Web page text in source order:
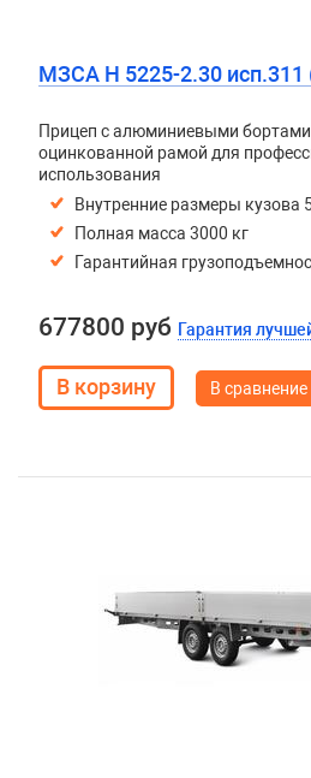
МЗСА H 5225-2.30 исп.311
Прицеп с алюминиевыми
оцинкованной рамой для
использования
Внутренние размеры кузова
Полная масса 3000 кг
Гарантийная
677800 руб Гарантия
В сравнение